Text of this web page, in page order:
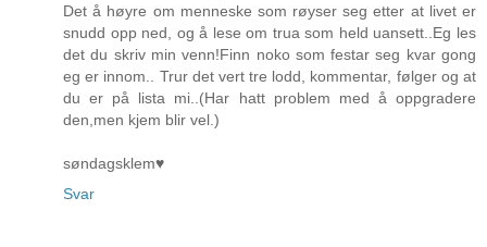
Det å høyre om menneske som røyser seg etter at livet er
snudd opp ned, og å lese om trua som held uansett..Eg les
det du skriv min venn!Finn noko som festar seg kvar gong
eg er innom.. Trur det vert tre lodd, kommentar, følger og at
du er på lista mi..(Har hatt problem med å oppgradere
den,men kjem blir vel.)
søndagsklem♥
Svar